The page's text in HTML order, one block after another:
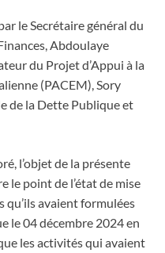
le Secrétaire général du
Abdoulaye
du Projet d’Appui à la
(PACEM), Sory
de la Dette Publique et
l’objet de la présente
le point de l’état de mise
avaient formulées
le 04 décembre 2024 en
les activités qui avaient